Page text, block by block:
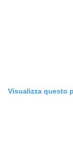
Visualizza questo